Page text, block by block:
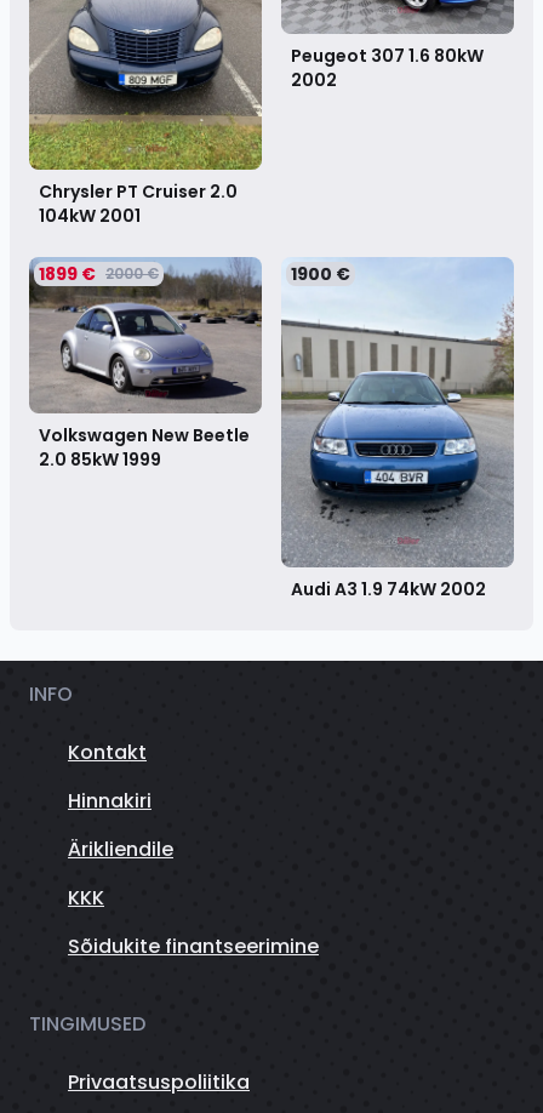
Chrysler PT Cruiser 2.0
104kW 2001
Peugeot 307 1.6 80kW
2002
1899 € 2000 €
Volkswagen New Beetle
2.0 85kW1999
1900 €
Audi A3 1.9 74kW 2002
INFO
Kontakt
Hinnakiri
Ärikliendile
KKK
Sõidukite finantseerimine
TINGIMUSED
Privaatsuspoliitika